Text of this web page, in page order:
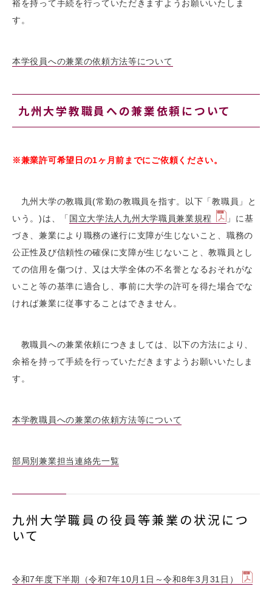
裕を持って手続を行っていただきますようお願いいたしま
す。
本学役員への兼業の依頼方法等について
九州大学教職員への兼業依頼について
※兼業許可希望日の1ヶ月前までにご依頼ください。
九州大学の教職員(常勤の教職員を指す。以下「教職員」と
いう。)は、「 国立大学法人九州大学職員兼業規程
」に基
づき、兼業により職務の遂行に支障が生じないこと、職務の
公正性及び信頼性の確保に支障が生じないこと、教職員とし
ての信用を傷つけ、又は大学全体の不名誉となるおそれがな
いこと等の基準に適合し、事前に大学の許可を得た場合でな
ければ兼業に従事することはできません。
教職員への兼業依頼につきましては、以下の方法により、
余裕を持って手続を行っていただきますようお願いいたしま
す。
本学教職員への兼業の依頼方法等について
部局別兼業担当連絡先一覧
九州大学職員の役員等兼業の状況につ
いて
令和7年度下半期（令和7年10月1日～令和8年3月31日）